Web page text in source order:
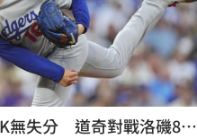
無失分 道奇對戰洛磯8連